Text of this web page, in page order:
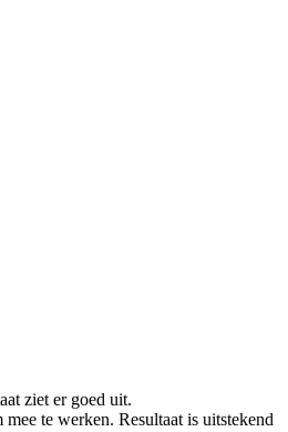
ziet er goed uit.
te werken. Resultaat is uitstekend